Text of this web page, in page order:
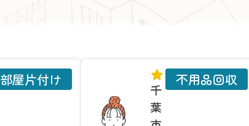
部屋片付け
千
葉
不用品回収